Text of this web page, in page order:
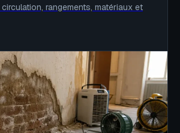
circulation, rangements, matériaux et